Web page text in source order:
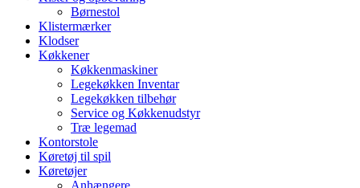
Børnestol
Klistermærker
Klodser
Køkkener
Køkkenmaskiner
Legekøkken Inventar
Legekøkken tilbehør
Service og Køkkenudstyr
Træ legemad
Kontorstole
Køretøj til spil
Køretøjer
Anhængere